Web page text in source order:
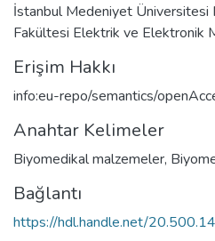
İstanbul Medeniyet Üniversitesi
Fakültesi Elektrik ve Elektronik
Erişim Hakkı
info:eu-repo/semantics/
Anahtar Kelimeler
Biyomedikal malzemeler,
Bağlantı
https://hdl.handle.net/